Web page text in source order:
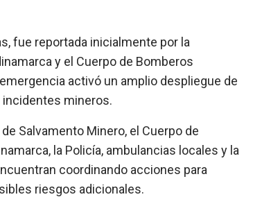
fue reportada inicialmente por la
y el Cuerpo de Bomberos
activó un amplio despliegue de
mineros.
Salvamento Minero, el Cuerpo de
la Policía, ambulancias locales y la
coordinando acciones para
riesgos adicionales.